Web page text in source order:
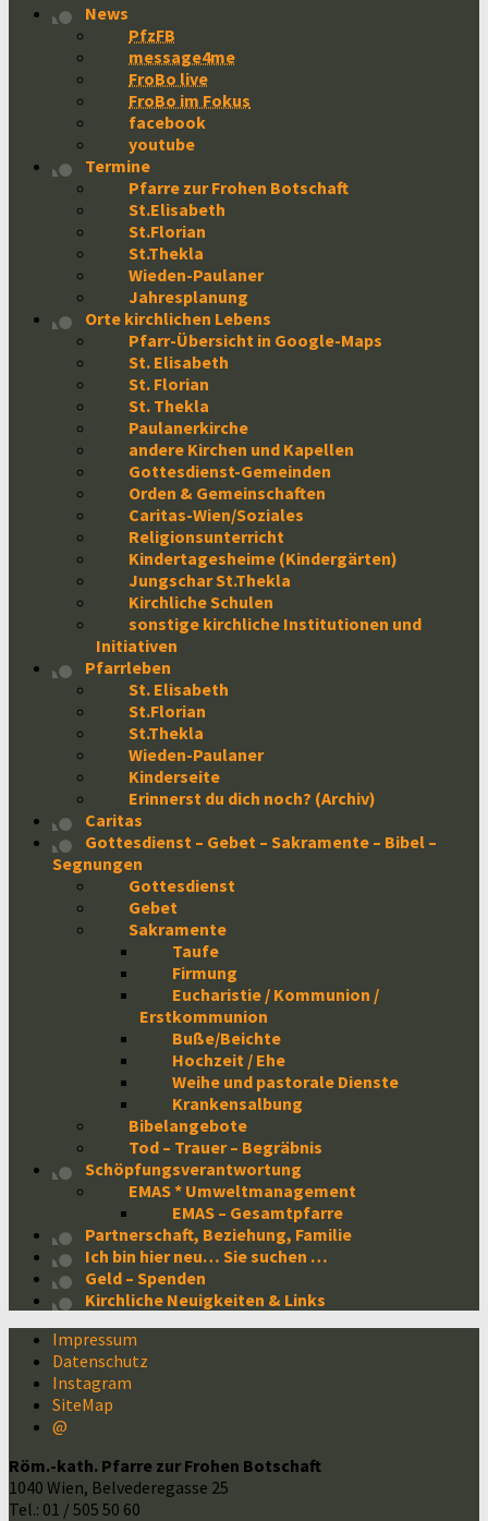
News
PfzFB
message4me
FroBo live
FroBo im Fokus
facebook
youtube
Termine
Pfarre zur Frohen Botschaft
St.Elisabeth
St.Florian
St.Thekla
Wieden-Paulaner
Jahresplanung
Orte kirchlichen Lebens
Pfarr-Übersicht in Google-Maps
St. Elisabeth
St. Florian
St. Thekla
Paulanerkirche
andere Kirchen und Kapellen
Gottesdienst-Gemeinden
Orden & Gemeinschaften
Caritas-Wien/Soziales
Religionsunterricht
Kindertagesheime (Kindergärten)
Jungschar St.Thekla
Kirchliche Schulen
sonstige kirchliche Institutionen und
Initiativen
Pfarrleben
St. Elisabeth
St.Florian
St.Thekla
Wieden-Paulaner
Kinderseite
Erinnerst du dich noch? (Archiv)
Caritas
Gottesdienst – Gebet – Sakramente – Bibel –
Segnungen
Gottesdienst
Gebet
Sakramente
Taufe
Firmung
Eucharistie / Kommunion /
Erstkommunion
Buße/Beichte
Hochzeit / Ehe
Weihe und pastorale Dienste
Krankensalbung
Bibelangebote
Tod – Trauer – Begräbnis
Schöpfungsverantwortung
EMAS * Umweltmanagement
EMAS – Gesamtpfarre
Partnerschaft, Beziehung, Familie
Ich bin hier neu… Sie suchen …
Geld – Spenden
Kirchliche Neuigkeiten & Links
Impressum
Datenschutz
Instagram
SiteMap
@
Röm.-kath. Pfarre zur Frohen Botschaft
1040 Wien, Belvederegasse 25
Tel.: 01 / 505 50 60